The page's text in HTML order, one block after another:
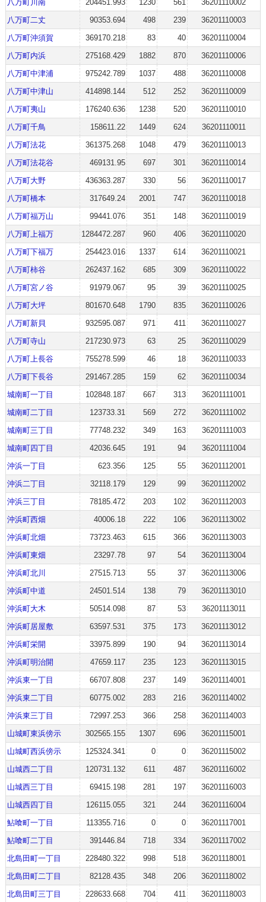
八万町川南 204451.993 1230 561
36201110002
八万町二丈
90353.694 498 239
36201110003
八万町沖須賀
369170.218 83 40
36201110004
八万町内浜
275168.429 1882 870
36201110006
八万町中津浦
975242.789 1037 488
36201110008
八万町中津山
414898.144 512 252
36201110009
八万町夷山
176240.636 1238 520
36201110010
八万町千鳥
158611.22 1449 624
36201110011
八万町法花
361375.268 1048 479
36201110013
八万町法花谷
469131.95 697 301
36201110014
八万町大野
436363.287 330 56
36201110017
八万町橋本
317649.24 2001 747
36201110018
八万町福万山
99441.076 351 148
36201110019
八万町上福万
1284472.287 960 406
36201110020
八万町下福万
254423.016 1337 614
36201110021
八万町柿谷
262437.162 685 309
36201110022
八万町宮ノ谷
91979.067 95 39
36201110025
八万町大坪
801670.648 1790 835
36201110026
八万町新貝
932595.087 971 411
36201110027
八万町寺山
217230.973 63 25
36201110029
八万町上長谷
755278.599 46 18
36201110033
八万町下長谷
291467.285 159 62
36201110034
城南町一丁目
102848.187 667 313
36201111001
城南町二丁目
123733.31 569 272
36201111002
城南町三丁目
77748.232 349 163
36201111003
城南町四丁目
42036.645 191 94
36201111004
沖浜一丁目
623.356 125 55
36201112001
沖浜二丁目
32118.179 129 99
36201112002
沖浜三丁目
78185.472 203 102
36201112003
沖浜町西畑
40006.18 222 106
36201113002
沖浜町北畑
73723.463 615 366
36201113003
沖浜町東畑
23297.78 97 54
36201113004
沖浜町北川
27515.713 55 37
36201113006
沖浜町中道
24501.514 138 79
36201113010
沖浜町大木
50514.098 87 53
36201113011
沖浜町居屋敷
63597.531 375 173
36201113012
沖浜町栄開
33975.899 190 94
36201113014
沖浜町明治開
47659.117 235 123
36201113015
沖浜東一丁目
66707.808 237 149
36201114001
沖浜東二丁目
60775.002 283 216
36201114002
沖浜東三丁目
72997.253 366 258
36201114003
山城町東浜傍示
302565.155 1307 696
36201115001
山城町西浜傍示
125324.341 0 0
36201115002
山城西二丁目
120731.132 611 487
36201116002
山城西三丁目
69415.198 281 197
36201116003
山城西四丁目
126115.055 321 244
36201116004
鮎喰町一丁目
113355.716 0 0
36201117001
鮎喰町二丁目
391446.84 718 334
36201117002
北島田町一丁目
228480.322 998 518
36201118001
北島田町二丁目
82128.435 348 206
36201118002
北島田町三丁目
228633.668 704 411
36201118003